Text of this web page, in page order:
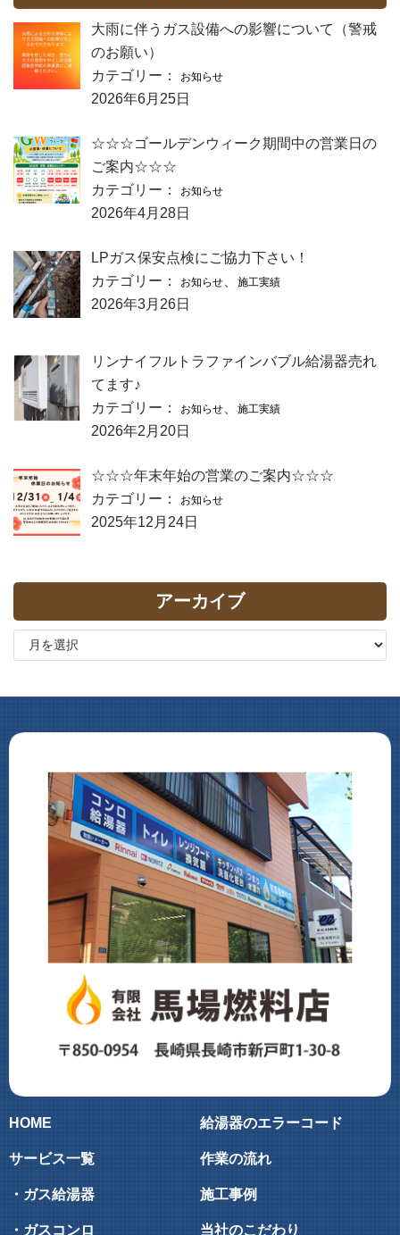
大雨に伴うガス設備への影響について（警戒
のお願い）
カテゴリー：
お知らせ
2026年6月25日
☆☆☆ゴールデンウィーク期間中の営業日の
ご案内☆☆☆
カテゴリー：
お知らせ
2026年4月28日
LPガス保安点検にご協力下さい！
カテゴリー：
お知らせ 施工実績
2026年3月26日
リンナイフルトラファインバブル給湯器売れ
てます♪
カテゴリー：
お知らせ 施工実績
2026年2月20日
☆☆☆年末年始の営業のご案内☆☆☆
カテゴリー：
お知らせ
2025年12月24日
アーカイブ
HOME
サービス一覧
・ガス給湯器
・ガスコンロ
給湯器のエラーコード
作業の流れ
施工事例
当社のこだわり